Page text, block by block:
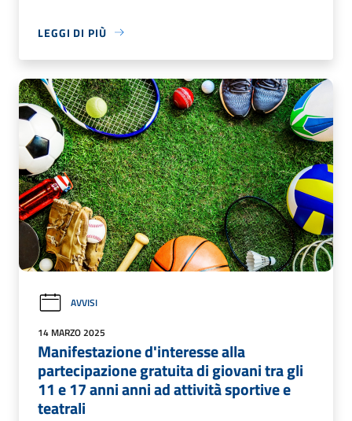
LEGGI DI PIÙ
AVVISI
14 MARZO 2025
Manifestazione d'interesse alla
partecipazione gratuita di giovani tra gli
11 e 17 anni anni ad attività sportive e
teatrali